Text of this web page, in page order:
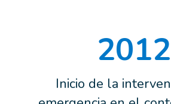
2012
Inicio de la